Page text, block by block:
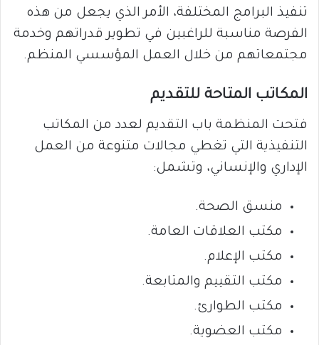
تنفيذ البرامج المختلفة، الأمر الذي يجعل من هذه
الفرصة مناسبة للراغبين في تطوير قدراتهم وخدمة
مجتمعاتهم من خلال العمل المؤسسي المنظم.
المكاتب المتاحة للتقديم
فتحت المنظمة باب التقديم لعدد من المكاتب
التنفيذية التي تغطي مجالات متنوعة من العمل
الإداري والإنساني، وتشمل:
منسق الصحة.
مكتب العلاقات العامة.
مكتب الإعلام.
مكتب التقييم والمتابعة.
مكتب الطوارئ.
مكتب العضوية.